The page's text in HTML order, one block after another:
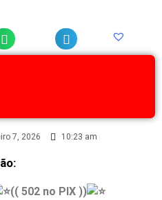
7, 2026 10:23 am
(( 502 no PIX ))